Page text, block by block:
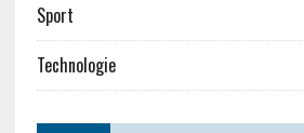
Sport
Technologie